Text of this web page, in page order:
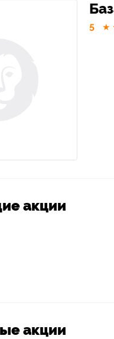
5 ★
акции
акции